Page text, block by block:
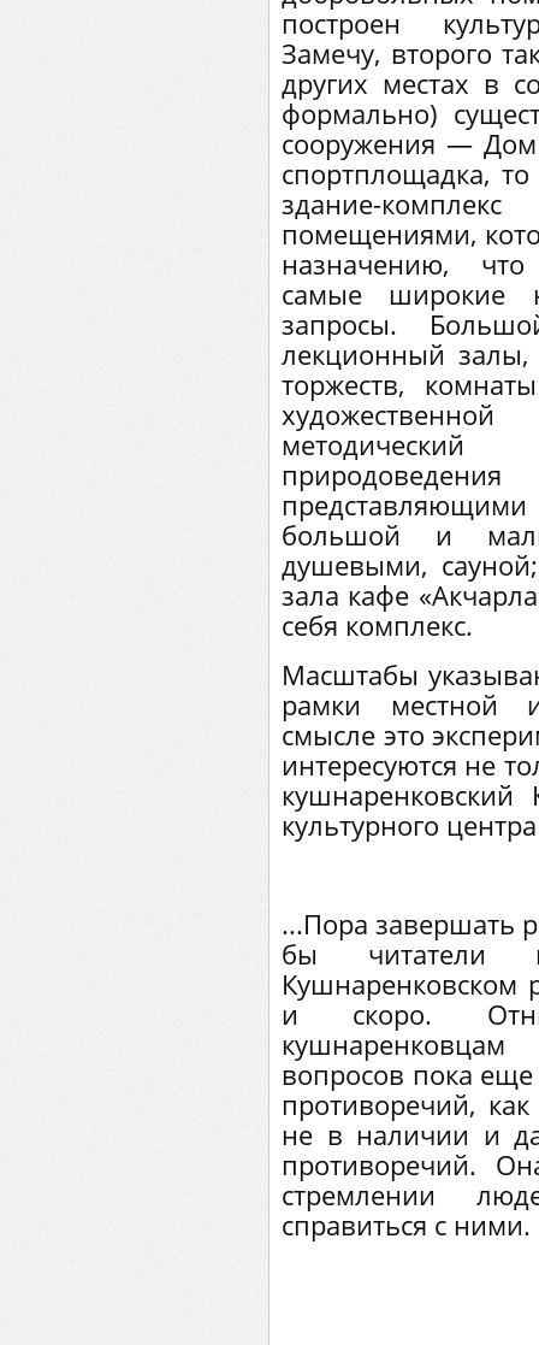
построен
Замечу, второго
других местах в
формально)
сооружения — Дом
спортплощадка,
здание-
помещениями,
назначению, что
самые широкие
запросы.
лекционный залы,
торжеств,
большой и
душевыми,
зала кафе
себя комплекс.
Масштабы
рамки местной
смысле это
интересуются не
культурного
...Пора завершать
бы читатели
Кушнаренковском
и скоро.
вопросов пока
противоречий,
не в наличии и
противоречий.
стремлении
справиться с ними.